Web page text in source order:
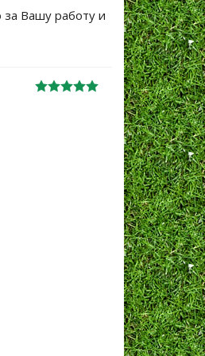
за Вашу работу и
Большое
уже не
Жанна
06.10.2024